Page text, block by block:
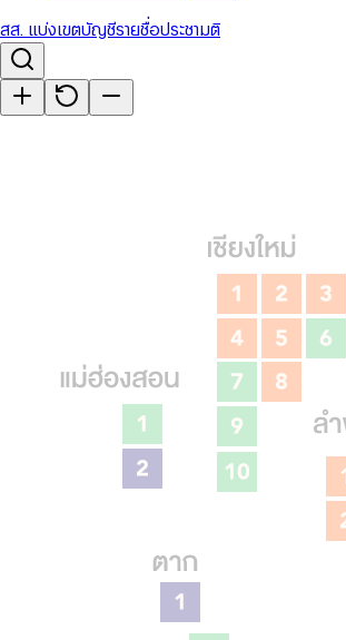
สส. แบ่งเขตบัญชีรายชื่อประชามติ